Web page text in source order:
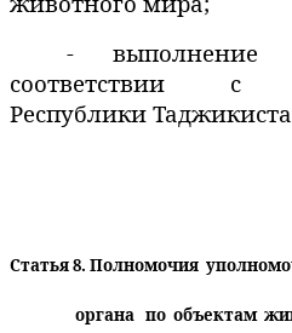
- выполнение
соответствии с
Республики
Статья 8. Полномочия
органа по объектам